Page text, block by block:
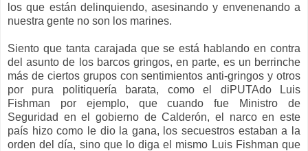
los que están delinquiendo, asesinando y envenenando a
nuestra gente no son los marines.
Siento que tanta carajada que se está hablando en contra
del asunto de los barcos gringos, en parte, es un berrinche
más de ciertos grupos con sentimientos anti-gringos y otros
por pura politiquería barata, como el diPUTAdo Luis
Fishman por ejemplo, que cuando fue Ministro de
Seguridad en el gobierno de Calderón, el narco en este
país hizo como le dio la gana, los secuestros estaban a la
orden del día, sino que lo diga el mismo Luis Fishman que